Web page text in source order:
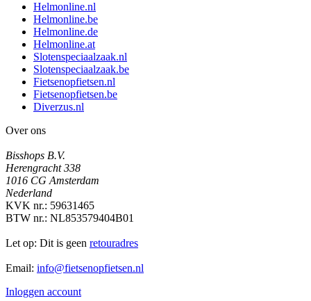
Helmonline.nl
Helmonline.be
Helmonline.de
Helmonline.at
Slotenspeciaalzaak.nl
Slotenspeciaalzaak.be
Fietsenopfietsen.nl
Fietsenopfietsen.be
Diverzus.nl
Over ons
Bisshops B.V.
Herengracht 338
1016 CG Amsterdam
Nederland
KVK nr.: 59631465
BTW nr.: NL853579404B01
Let op: Dit is geen retouradres
Email: info@fietsenopfietsen.nl
Inloggen account